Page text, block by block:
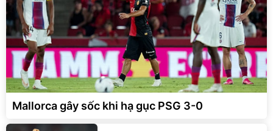
Mallorca gây sốc khi hạ gục PSG 3-0